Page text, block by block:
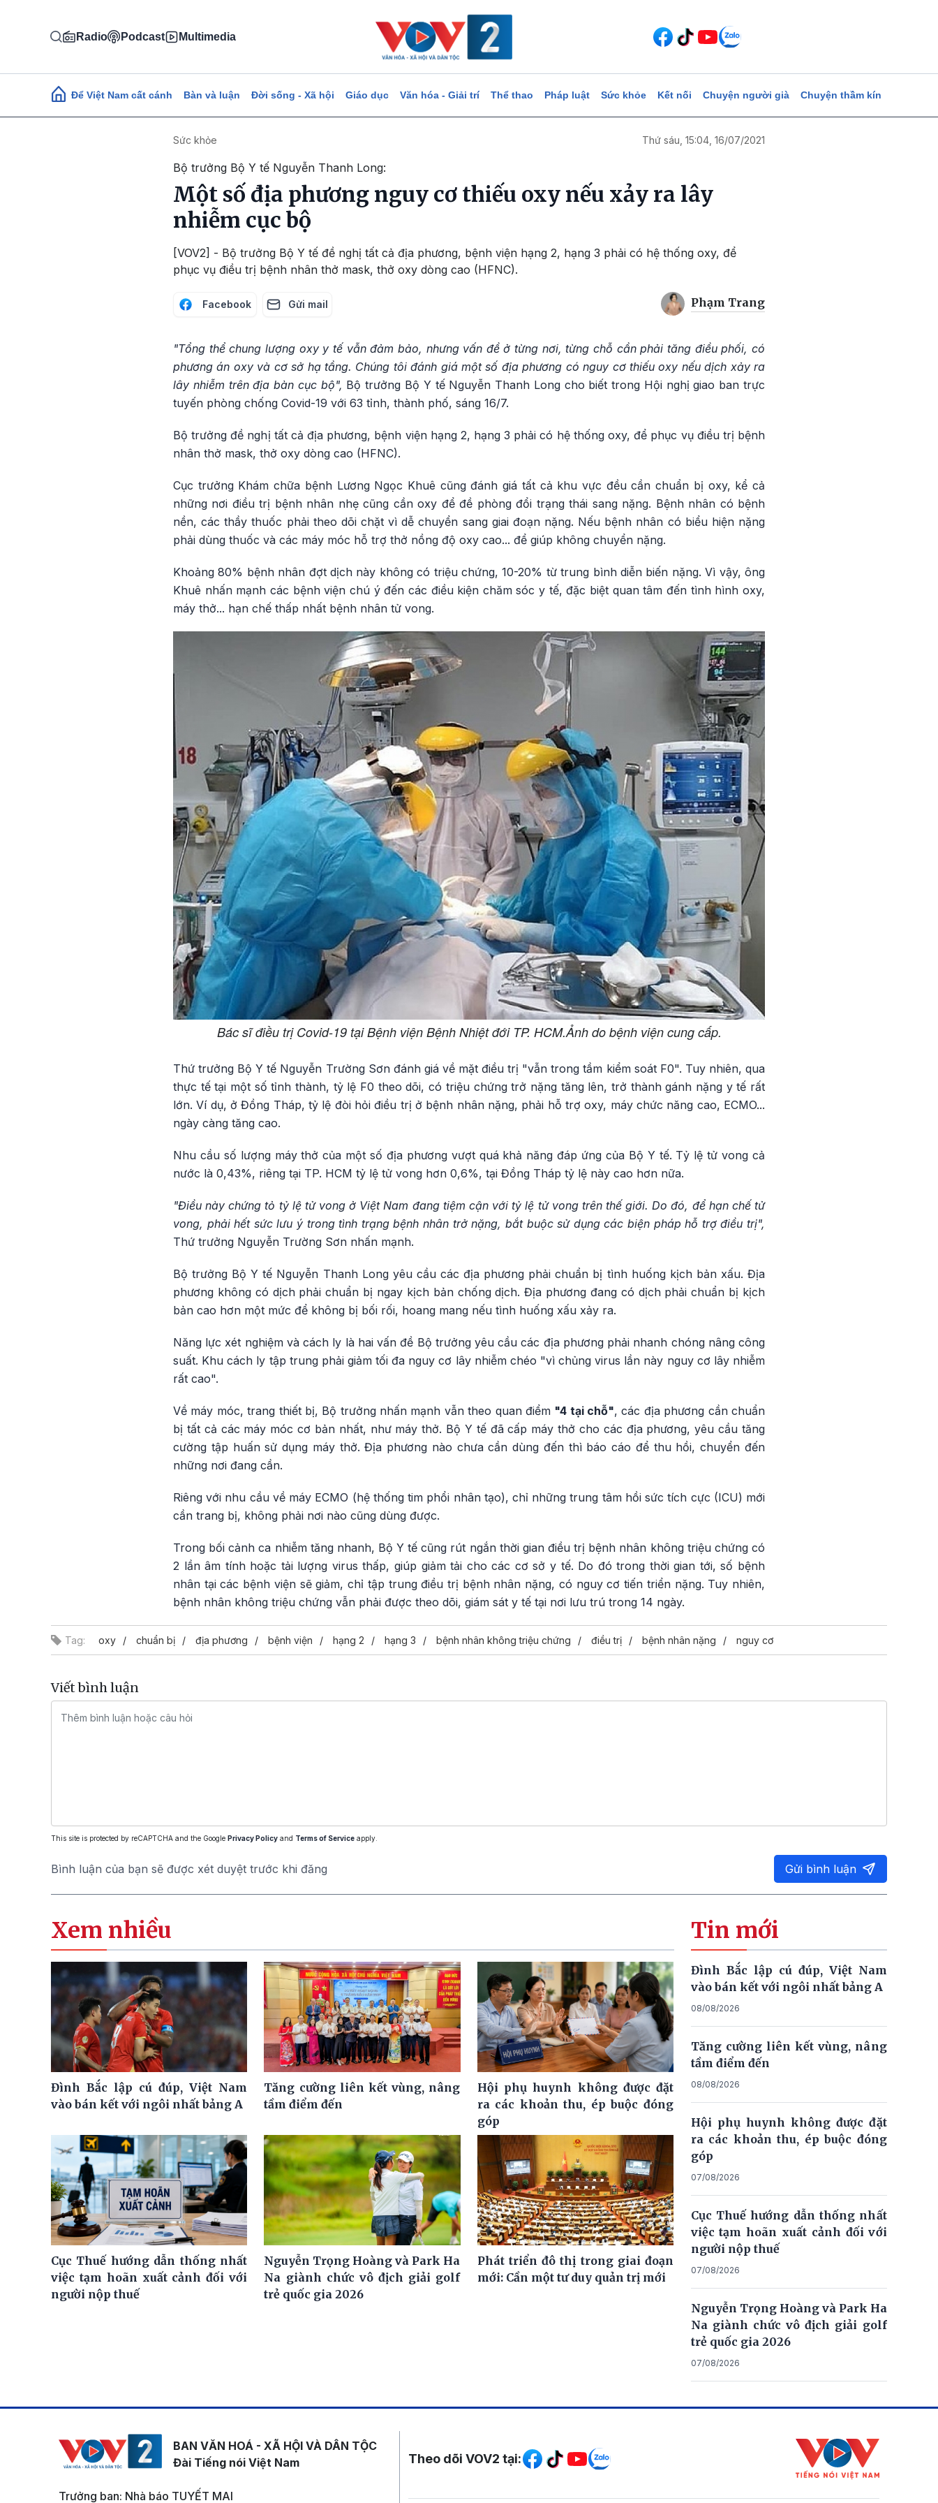
Radio Podcast Multimedia
Main navigation
Để Việt Nam cất cánh Bàn và luận Đời sống - Xã hội Giáo dục Văn hóa - Giải trí Thể thao Pháp luật Sức khỏe Kết nối Chuyện người già Chuyện thầm kín
Sức khỏe Thứ sáu, 15:04, 16/07/2021
Bộ trưởng Bộ Y tế Nguyễn Thanh Long:
Một số địa phương nguy cơ thiếu oxy nếu xảy ra lây
nhiễm cục bộ
[VOV2] - Bộ trưởng Bộ Y tế đề nghị tất cả địa phương, bệnh viện hạng 2, hạng 3 phải có hệ thống oxy, để
phục vụ điều trị bệnh nhân thở mask, thở oxy dòng cao (HFNC).
Facebook Gửi mail Phạm Trang
"Tổng thể chung lượng oxy y tế vẫn đảm bảo, nhưng vấn đề ở từng nơi, từng chỗ cần phải tăng điều phối, có
phương án oxy và cơ sở hạ tầng. Chúng tôi đánh giá một số địa phương có nguy cơ thiếu oxy nếu dịch xảy ra
lây nhiễm trên địa bàn cục bộ", Bộ trưởng Bộ Y tế Nguyễn Thanh Long cho biết trong Hội nghị giao ban trực
tuyến phòng chống Covid-19 với 63 tỉnh, thành phố, sáng 16/7.
Bộ trưởng đề nghị tất cả địa phương, bệnh viện hạng 2, hạng 3 phải có hệ thống oxy, để phục vụ điều trị bệnh
nhân thở mask, thở oxy dòng cao (HFNC).
Cục trưởng Khám chữa bệnh Lương Ngọc Khuê cũng đánh giá tất cả khu vực đều cần chuẩn bị oxy, kể cả
những nơi điều trị bệnh nhân nhẹ cũng cần oxy để đề phòng đổi trạng thái sang nặng. Bệnh nhân có bệnh
nền, các thầy thuốc phải theo dõi chặt vì dễ chuyển sang giai đoạn nặng. Nếu bệnh nhân có biểu hiện nặng
phải dùng thuốc và các máy móc hỗ trợ thở nồng độ oxy cao... để giúp không chuyển nặng.
Khoảng 80% bệnh nhân đợt dịch này không có triệu chứng, 10-20% từ trung bình diễn biến nặng. Vì vậy, ông
Khuê nhấn mạnh các bệnh viện chú ý đến các điều kiện chăm sóc y tế, đặc biệt quan tâm đến tình hình oxy,
máy thở... hạn chế thấp nhất bệnh nhân tử vong.
Bác sĩ điều trị Covid-19 tại Bệnh viện Bệnh Nhiệt đới TP. HCM.Ảnh do bệnh viện cung cấp.
Thứ trưởng Bộ Y tế Nguyễn Trường Sơn đánh giá về mặt điều trị "vẫn trong tầm kiểm soát F0". Tuy nhiên, qua
thực tế tại một số tỉnh thành, tỷ lệ F0 theo dõi, có triệu chứng trở nặng tăng lên, trở thành gánh nặng y tế rất
lớn. Ví dụ, ở Đồng Tháp, tỷ lệ đòi hỏi điều trị ở bệnh nhân nặng, phải hỗ trợ oxy, máy chức năng cao, ECMO...
ngày càng tăng cao.
Nhu cầu số lượng máy thở của một số địa phương vượt quá khả năng đáp ứng của Bộ Y tế. Tỷ lệ tử vong cả
nước là 0,43%, riêng tại TP. HCM tỷ lệ tử vong hơn 0,6%, tại Đồng Tháp tỷ lệ này cao hơn nữa.
"Điều này chứng tỏ tỷ lệ tử vong ở Việt Nam đang tiệm cận với tỷ lệ tử vong trên thế giới. Do đó, để hạn chế tử
vong, phải hết sức lưu ý trong tình trạng bệnh nhân trở nặng, bắt buộc sử dụng các biện pháp hỗ trợ điều trị",
Thứ trưởng Nguyễn Trường Sơn nhấn mạnh.
Bộ trưởng Bộ Y tế Nguyễn Thanh Long yêu cầu các địa phương phải chuẩn bị tình huống kịch bản xấu. Địa
phương không có dịch phải chuẩn bị ngay kịch bản chống dịch. Địa phương đang có dịch phải chuẩn bị kịch
bản cao hơn một mức để không bị bối rối, hoang mang nếu tình huống xấu xảy ra.
Năng lực xét nghiệm và cách ly là hai vấn đề Bộ trưởng yêu cầu các địa phương phải nhanh chóng nâng công
suất. Khu cách ly tập trung phải giảm tối đa nguy cơ lây nhiễm chéo "vì chủng virus lần này nguy cơ lây nhiễm
rất cao".
Về máy móc, trang thiết bị, Bộ trưởng nhấn mạnh vẫn theo quan điểm "4 tại chỗ", các địa phương cần chuẩn
bị tất cả các máy móc cơ bản nhất, như máy thở. Bộ Y tế đã cấp máy thở cho các địa phương, yêu cầu tăng
cường tập huấn sử dụng máy thở. Địa phương nào chưa cần dùng đến thì báo cáo để thu hồi, chuyển đến
những nơi đang cần.
Riêng với nhu cầu về máy ECMO (hệ thống tim phổi nhân tạo), chỉ những trung tâm hồi sức tích cực (ICU) mới
cần trang bị, không phải nơi nào cũng dùng được.
Trong bối cảnh ca nhiễm tăng nhanh, Bộ Y tế cũng rút ngắn thời gian điều trị bệnh nhân không triệu chứng có
2 lần âm tính hoặc tải lượng virus thấp, giúp giảm tải cho các cơ sở y tế. Do đó trong thời gian tới, số bệnh
nhân tại các bệnh viện sẽ giảm, chỉ tập trung điều trị bệnh nhân nặng, có nguy cơ tiến triển nặng. Tuy nhiên,
bệnh nhân không triệu chứng vẫn phải được theo dõi, giám sát y tế tại nơi lưu trú trong 14 ngày.
Tag: oxy chuẩn bị địa phương bệnh viện hạng 2 hạng 3 bệnh nhân không triệu chứng điều trị bệnh nhân nặng nguy cơ
Viết bình luận
This site is protected by reCAPTCHA and the Google Privacy Policy and Terms of Service apply.
Bình luận của bạn sẽ được xét duyệt trước khi đăng Gửi bình luận
Xem nhiều
Đình Bắc lập cú đúp, Việt Nam
vào bán kết với ngôi nhất bảng A
Tăng cường liên kết vùng, nâng
tầm điểm đến
Hội phụ huynh không được đặt
ra các khoản thu, ép buộc đóng
góp
Cục Thuế hướng dẫn thống nhất
việc tạm hoãn xuất cảnh đối với
người nộp thuế
Nguyễn Trọng Hoàng và Park Ha
Na giành chức vô địch giải golf
trẻ quốc gia 2026
Phát triển đô thị trong giai đoạn
mới: Cần một tư duy quản trị mới
Tin mới
Đình Bắc lập cú đúp, Việt Nam
vào bán kết với ngôi nhất bảng A
08/08/2026
Tăng cường liên kết vùng, nâng
tầm điểm đến
08/08/2026
Hội phụ huynh không được đặt
ra các khoản thu, ép buộc đóng
góp
07/08/2026
Cục Thuế hướng dẫn thống nhất
việc tạm hoãn xuất cảnh đối với
người nộp thuế
07/08/2026
Nguyễn Trọng Hoàng và Park Ha
Na giành chức vô địch giải golf
trẻ quốc gia 2026
07/08/2026
BAN VĂN HOÁ - XÃ HỘI VÀ DÂN TỘC
Đài Tiếng nói Việt Nam
Trưởng ban: Nhà báo TUYẾT MAI
Mạng xã hội
Theo dõi VOV2 tại: